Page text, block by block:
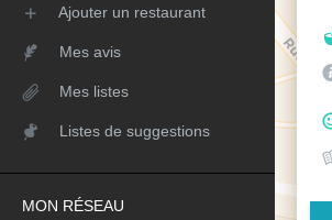
Ajouter un restaurant
Mes avis
Mes listes
Listes de suggestions
MON RÉSEAU